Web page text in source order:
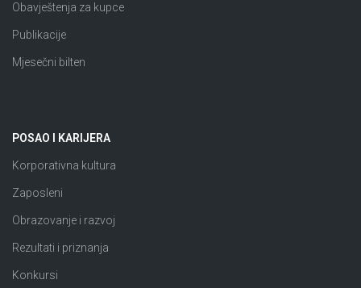
Obavještenja za kupce
Publikacije
Mjesečni bilten
POSAO I KARIJERA
Korporativna kultura
Zaposleni
Obrazovanje i razvoj
Rezultati i priznanja
Konkursi